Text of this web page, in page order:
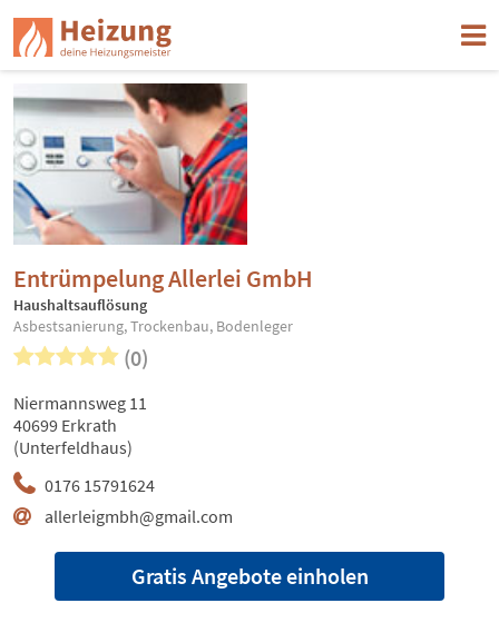
Entrümpelung Allerlei GmbH
Haushaltsauflösung
Asbestsanierung, Trockenbau, Bodenleger
(0)
0176 15791624
allerleigmbh@gmail.com
Niermannsweg 11
40699 Erkrath
(Unterfeldhaus)
Gratis Angebote einholen